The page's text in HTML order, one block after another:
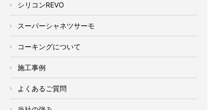
シリコンREVO
スーパーシャネツサーモ
コーキングについて
施工事例
よくあるご質問